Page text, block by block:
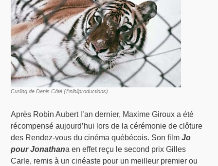
Curling de Denis Côté (©nihilproductions)
Après Robin Aubert l’an dernier, Maxime Giroux a été
récompensé aujourd’hui lors de la cérémonie de clôture
des Rendez-vous du cinéma québécois. Son filmJo
pour Jonathana en effet reçu le second prix Gilles
Carle, remis à un cinéaste pour un meilleur premier ou